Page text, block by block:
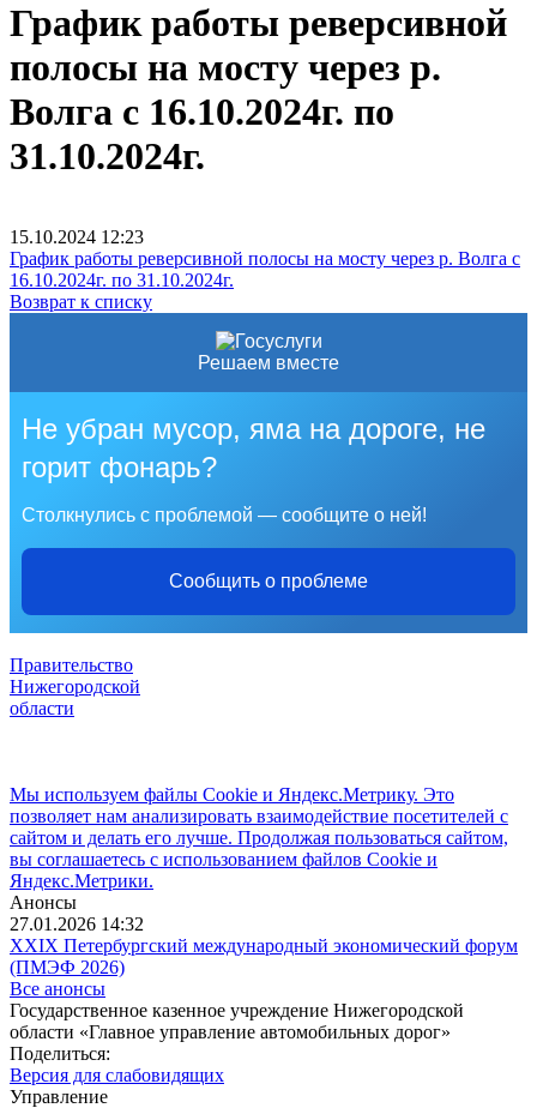
График работы реверсивной
полосы на мосту через р.
Волга с 16.10.2024г. по
31.10.2024г.
15.10.2024 12:23
График работы реверсивной полосы на мосту через р. Волга с
16.10.2024г. по 31.10.2024г.
Возврат к списку
Решаем вместе
Не убран мусор, яма на дороге, не
горит фонарь?
Столкнулись с проблемой — сообщите о ней!
Сообщить о проблеме
Правительство
Нижегородской
области
Мы используем файлы Cookie и Яндекс.Метрику. Это
позволяет нам анализировать взаимодействие посетителей с
сайтом и делать его лучше. Продолжая пользоваться сайтом,
вы соглашаетесь с использованием файлов Cookie и
Яндекс.Метрики.
Анонсы
27.01.2026 14:32
XXIX Петербургский международный экономический форум
(ПМЭФ 2026)
Все анонсы
Государственное казенное учреждение Нижегородской
области «Главное управление автомобильных дорог»
Поделиться:
Версия для слабовидящих
Управление